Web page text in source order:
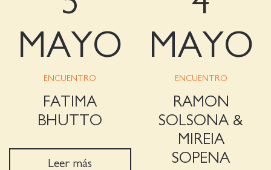
MAYO
ENCUENTRO
FATIMA
BHUTTO
Leer más
MAYO
ENCUENTRO
RAMON
SOLSONA &
MIREIA
SOPENA